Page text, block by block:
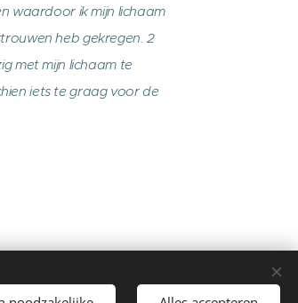
waardoor ik mijn lichaam
heb gekregen. 2
met mijn lichaam te
iets te graag voor de